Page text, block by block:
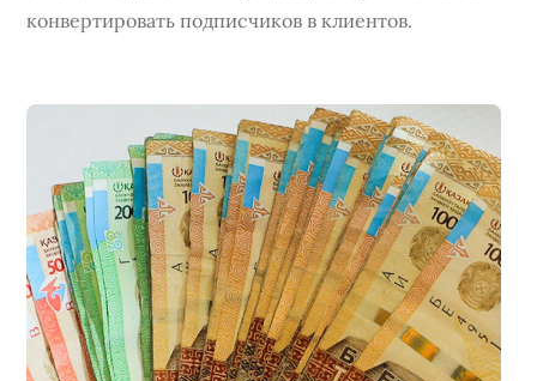
конвертировать подписчиков в клиентов.